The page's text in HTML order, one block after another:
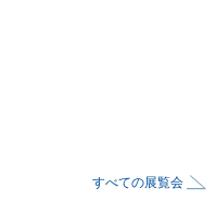
すべての展覧会